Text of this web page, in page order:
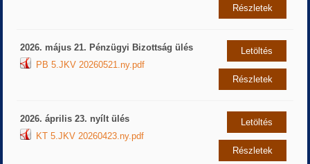
Részletek
2026. május 21. Pénzügyi Bizottság ülés
PB 5.JKV 20260521.ny.pdf
Letöltés
Részletek
2026. április 23. nyílt ülés
KT 5.JKV 20260423.ny.pdf
Letöltés
Részletek